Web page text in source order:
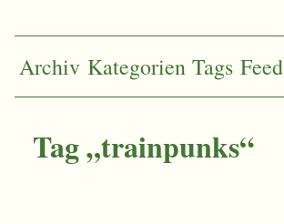
Archiv Kategorien Tags Feed
Tag „trainpunks“